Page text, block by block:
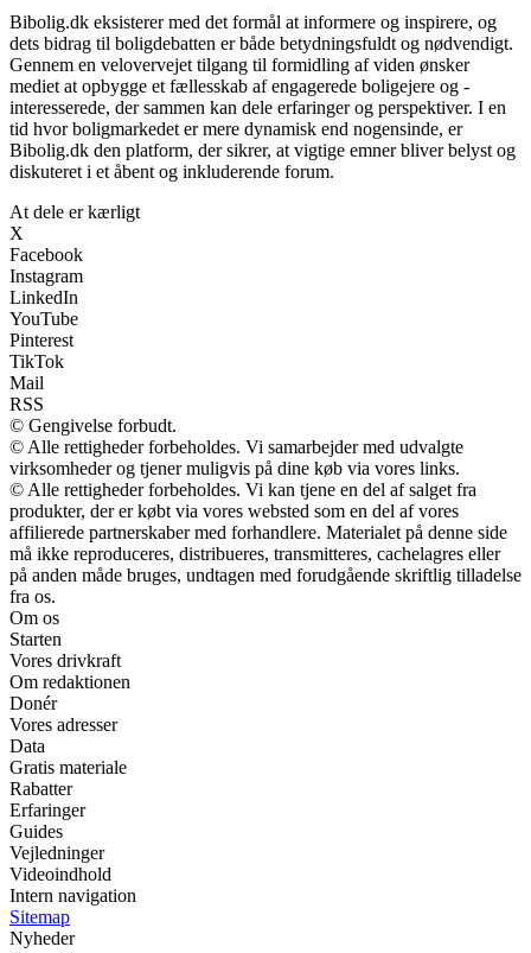
Bibolig.dk eksisterer med det formål at informere og inspirere, og
dets bidrag til boligdebatten er både betydningsfuldt og nødvendigt.
Gennem en velovervejet tilgang til formidling af viden ønsker
mediet at opbygge et fællesskab af engagerede boligejere og -
interesserede, der sammen kan dele erfaringer og perspektiver. I en
tid hvor boligmarkedet er mere dynamisk end nogensinde, er
Bibolig.dk den platform, der sikrer, at vigtige emner bliver belyst og
diskuteret i et åbent og inkluderende forum.
At dele er kærligt
X
Facebook
Instagram
LinkedIn
YouTube
Pinterest
TikTok
Mail
RSS
© Gengivelse forbudt.
© Alle rettigheder forbeholdes. Vi samarbejder med udvalgte
virksomheder og tjener muligvis på dine køb via vores links.
© Alle rettigheder forbeholdes. Vi kan tjene en del af salget fra
produkter, der er købt via vores websted som en del af vores
affilierede partnerskaber med forhandlere. Materialet på denne side
må ikke reproduceres, distribueres, transmitteres, cachelagres eller
på anden måde bruges, undtagen med forudgående skriftlig tilladelse
fra os.
Om os
Starten
Vores drivkraft
Om redaktionen
Donér
Vores adresser
Data
Gratis materiale
Rabatter
Erfaringer
Guides
Vejledninger
Videoindhold
Intern navigation
Sitemap
Nyheder